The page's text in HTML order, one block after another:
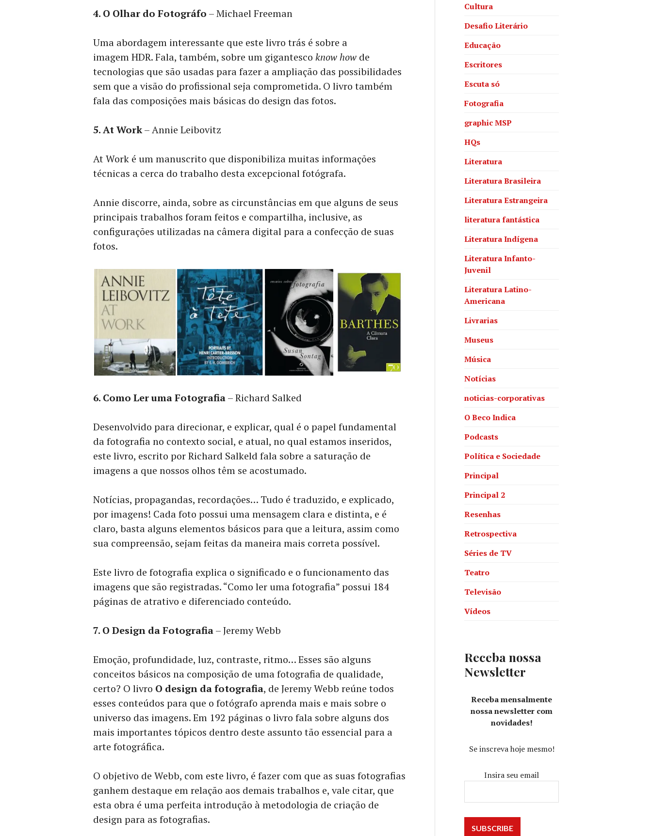
4. O Olhar do Fotográfo – Michael Freeman
Uma abordagem interessante que este livro trás é sobre a
imagem HDR. Fala, também, sobre um gigantesco know how de
tecnologias que são usadas para fazer a ampliação das possibilidades
sem que a visão do profissional seja comprometida. O livro também
fala das composições mais básicas do design das fotos.
5. At Work– Annie Leibovitz
At Work é um manuscrito que disponibiliza muitas informações
técnicas a cerca do trabalho desta excepcional fotógrafa.
Annie discorre, ainda, sobre as circunstâncias em que alguns de seus
principais trabalhos foram feitos e compartilha, inclusive, as
configurações utilizadas na câmera digital para a confecção de suas
fotos.
6. Como Ler uma Fotografia– Richard Salked
Desenvolvido para direcionar, e explicar, qual é o papel fundamental
da fotografia no contexto social, e atual, no qual estamos inseridos,
este livro, escrito por Richard Salkeld fala sobre a saturação de
imagens a que nossos olhos têm se acostumado.
Notícias, propagandas, recordações… Tudo é traduzido, e explicado,
por imagens! Cada foto possui uma mensagem clara e distinta, e é
claro, basta alguns elementos básicos para que a leitura, assim como
sua compreensão, sejam feitas da maneira mais correta possível.
Este livro de fotografia explica o significado e o funcionamento das
imagens que são registradas. “Como ler uma fotografia” possui 184
páginas de atrativo e diferenciado conteúdo.
7. O Design da Fotografia– Jeremy Webb
Emoção, profundidade, luz, contraste, ritmo… Esses são alguns
conceitos básicos na composição de uma fotografia de qualidade,
certo? O livro O design da fotografia, de Jeremy Webb reúne todos
esses conteúdos para que o fotógrafo aprenda mais e mais sobre o
universo das imagens. Em 192 páginas o livro fala sobre alguns dos
mais importantes tópicos dentro deste assunto tão essencial para a
arte fotográfica.
O objetivo de Webb, com este livro, é fazer com que as suas fotografias
ganhem destaque em relação aos demais trabalhos e, vale citar, que
esta obra é uma perfeita introdução à metodologia de criação de
design para as fotografias.
Cultura
Desafio Literário
Educação
Escritores
Escuta só
Fotografia
graphic MSP
HQs
Literatura
Literatura Brasileira
Literatura Estrangeira
literatura fantástica
Literatura Indígena
Literatura Infanto-
Juvenil
Literatura Latino-
Americana
Livrarias
Museus
Música
Notícias
noticias-corporativas
O Beco Indica
Podcasts
Política e Sociedade
Principal
Principal 2
Resenhas
Retrospectiva
Séries de TV
Teatro
Televisão
Vídeos
Receba nossa
Newsletter
Receba mensalmente
nossa newsletter com
novidades!
Se inscreva hoje mesmo!
Insira seu email